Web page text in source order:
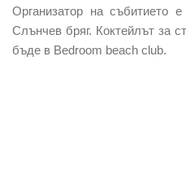
Организатор на събитието
Слънчев бряг. Коктейлът за
бъде в Bedroom beach club.